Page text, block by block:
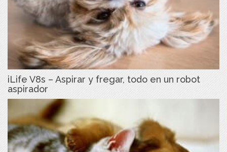
iLife V8s – Aspirar y fregar, todo en un robot
aspirador